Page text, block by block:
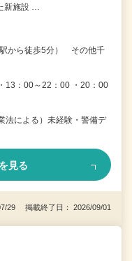
新施設 …
から徒歩5分） その他千
13：00～22：00 ・20：00
法による）未経験・警備デ
見る
29 掲載終了日： 2026/09/01